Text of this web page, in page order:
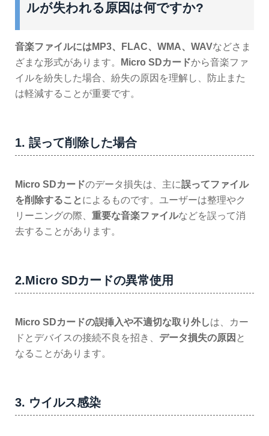
ルが失われる原因は何ですか?
音楽ファイルにはMP3、FLAC、WMA、WAVなどさま
ざまな形式があります。
Micro SDカードから音楽ファ
イルを紛失した場合、紛失の原因を理解し、防止また
は軽減することが重要です。
1. 誤って削除した場合
Micro SDカードのデータ損失は、主に誤ってファイル
を削除することによるものです。ユーザーは整理やク
リーニングの際、 重要な音楽ファイルなどを誤って消
去することがあります。
2.Micro SDカードの異常使用
Micro SDカードの誤挿入や不適切な取り外しは、カー
ドとデバイスの接続不良を招き、 データ損失の原因 と
なることがあります。
3. ウイルス感染